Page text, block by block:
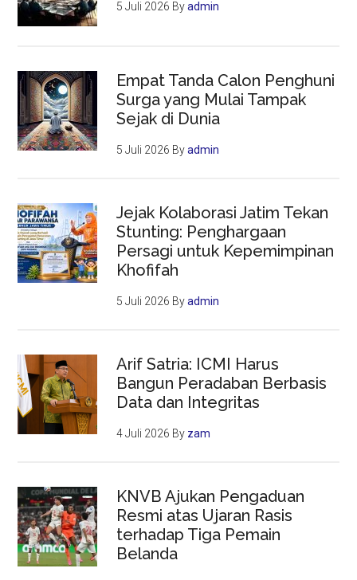
5 Juli 2026 Byadmin
Empat Tanda Calon Penghuni
Surga yang Mulai Tampak
Sejak di Dunia
5 Juli 2026 Byadmin
Jejak Kolaborasi Jatim Tekan
Stunting: Penghargaan
Persagi untuk Kepemimpinan
Khofifah
5 Juli 2026 Byadmin
Arif Satria: ICMI Harus
Bangun Peradaban Berbasis
Data dan Integritas
4 Juli 2026 By zam
KNVB Ajukan Pengaduan
Resmi atas Ujaran Rasis
terhadap Tiga Pemain
Belanda